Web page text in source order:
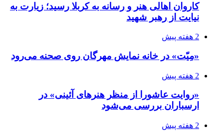
کاروان اهالی هنر و رسانه به کربلا رسید؛ زیارت به
نیایت از رهبر شهید
2 هفته پیش
«مِیّت» در خانه نمایش مهرگان روی صحنه می‌رود
2 هفته پیش
«روایت عاشورا از منظر هنرهای آئینی» در
ارسباران بررسی می‌شود
2 هفته پیش